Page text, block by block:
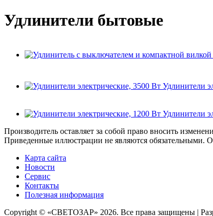
Удлинители бытовые
Удлинители
Удлинители
Производитель оставляет за собой право вносить
Приведенные иллюстрации не являются обязательными.
Карта сайта
Новости
Сервис
Контакты
Полезная информация
Copyright © «СВЕТОЗАР» 2026. Все права защищены |